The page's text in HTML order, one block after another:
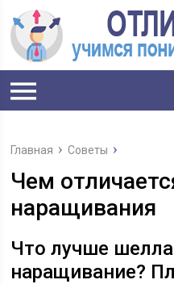
Главная Советы
Чем
наращивания
Что лучше
наращивание?